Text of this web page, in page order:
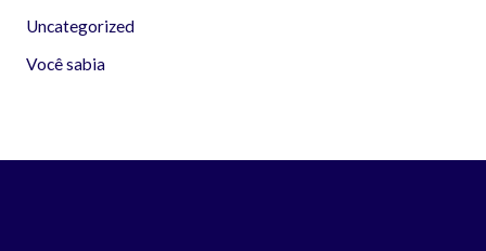
Uncategorized
Você sabia